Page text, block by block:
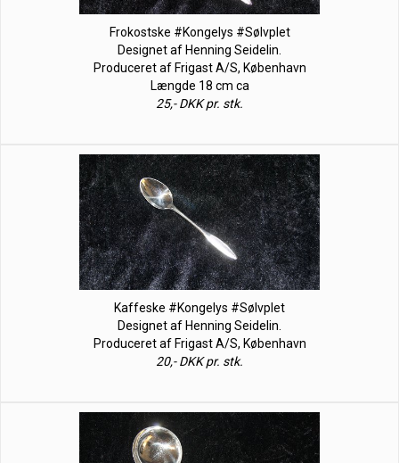
Frokostske #Kongelys #Sølvplet
Designet af Henning Seidelin.
Produceret af Frigast A/S, København
Længde 18 cm ca
25,- DKK pr. stk.
Kaffeske #Kongelys #Sølvplet
Designet af Henning Seidelin.
Produceret af Frigast A/S, København
20,- DKK pr. stk.